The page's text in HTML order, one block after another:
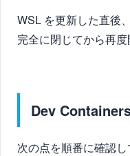
WSL を更新した直後
完全に閉じてから再度
Dev
次の点を順番に確認し